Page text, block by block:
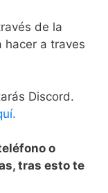
de la
hacer a traves
Discord.
o
tras esto te